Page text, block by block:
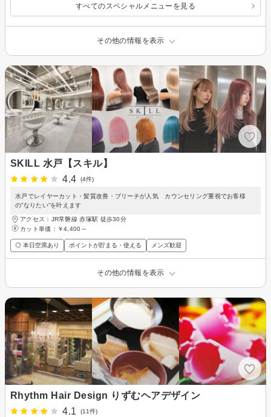
すべてのスペシャルメニューを見る
その他の情報を表示
SKILL 水戸【スキル】
4.4
(4件)
水戸でレイヤーカット・髪質改善・ブリーチが人気 カウンセリング重視でお客様
の”なりたい”を叶えます
アクセス：JR常磐線 赤塚駅 徒歩30分
カット単価： ￥4,400～
◎ 本日空席あり ポイントが貯まる・使える メンズ歓迎
その他の情報を表示
Rhythm Hair Design りずむヘアデザイン
4.1
(11件)